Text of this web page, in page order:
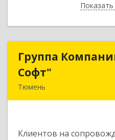
Группа
Софт"
Тюмень
Клиентов на
Группа